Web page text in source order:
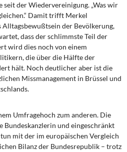
seit der Wiedervereinigung. „Was wir
Damit trifft Merkel
Alltagsbewußtsein der Bevölkerung,
dass der schlimmste Teil der
wird dies noch von einem
die über die Hälfte der
hält. Noch deutlicher aber ist die
Missmanagement in Brüssel und
Umfragehoch zum anderen. Die
Bundeskanzlerin und eingeschränkt
mit der im europäischen Vergleich
Bilanz der Bundesrepublik – trotz